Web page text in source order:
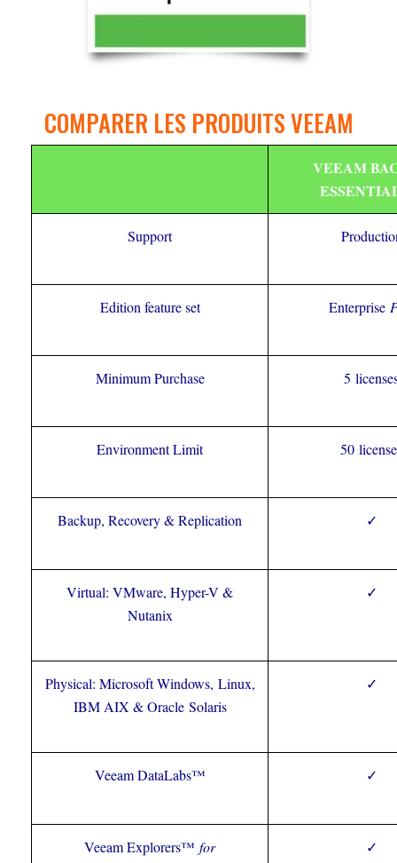
COMPARER LES PRODUITS VEEAM
VEEAM
Support
Edition feature set Enterprise
Minimum Purchase 5
Environment Limit 50
Backup, Recovery & Replication ✓
Virtual: VMware, Hyper-V &
Nutanix
✓
Physical: Microsoft Windows, Linux,
IBM AIX & Oracle Solaris
✓
Veeam DataLabs™ ✓
Veeam Explorers™ for
✓